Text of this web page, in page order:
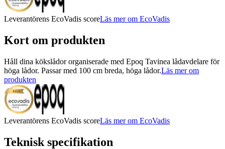
Leverantörens EcoVadis scoreLäs mer om EcoVadis
Kort om produkten
Håll dina kökslådor organiserade med Epoq Tavinea lådavdelare för
höga lådor. Passar med 100 cm breda, höga lådor.Läs mer om
produkten
Leverantörens EcoVadis scoreLäs mer om EcoVadis
Teknisk specifikation